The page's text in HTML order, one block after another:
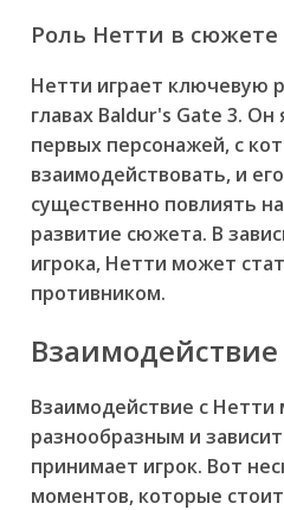
Роль Нетти в сюжете
Нетти играет ключевую
главах Baldur's Gate 3.
первых персонажей, с
взаимодействовать, и
существенно повлиять
развитие сюжета. В
игрока, Нетти может
противником.
Взаимодействие
Взаимодействие с
разнообразным и
принимает игрок. Вот
моментов, которые